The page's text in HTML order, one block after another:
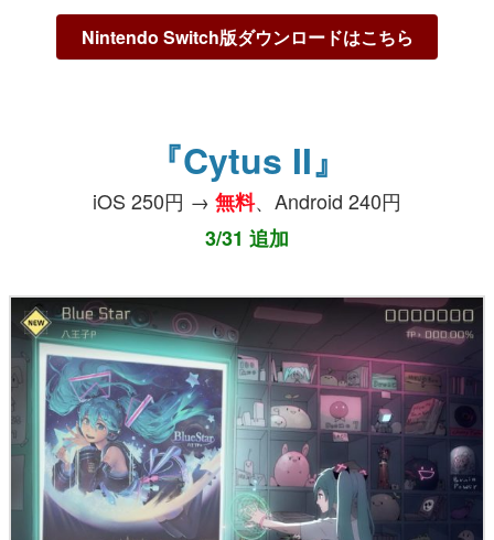
Nintendo Switch版ダウンロードはこちら
『Cytus II』
iOS 250円 → 無料、Android 240円
3/31 追加